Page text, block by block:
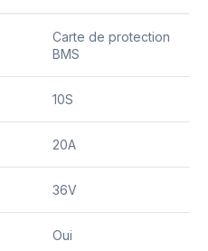
Carte de protection
BMS
10S
20A
36V
Oui